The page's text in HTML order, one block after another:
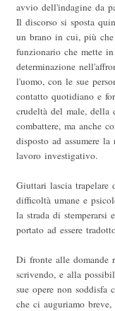
avvio dell'indagine da
Il discorso si sposta
un brano in cui, più
funzionario che mette
determinazione
l'uomo, con le sue
contatto quotidiano e
crudeltà del male, della
combattere, ma anche
disposto ad assumere
lavoro investigativo.
Giuttari lascia trapelare
difficoltà umane e
la strada di
portato ad essere
Di fronte alle domande
scrivendo, e alla
sue opere non soddisfa
che ci auguriamo